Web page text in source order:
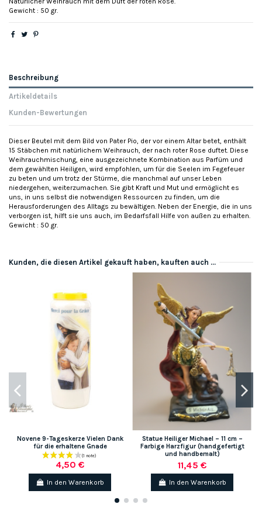
(2 Bewertungen)
Gewicht : 50 gr.
Beschreibung
Artikeldetails
Kunden-Bewertungen
Dieser Beutel mit dem Bild von Pater Pio, der vor einem Altar betet, enthält
15 Stäbchen mit natürlichem Weihrauch, der nach roter Rose duftet. Diese
Weihrauchmischung, eine ausgezeichnete Kombination aus Parfüm und
dem gewählten Heiligen, wird empfohlen, um für die Seelen im Fegefeuer
zu beten und um trotz der Stürme, die manchmal auf unser Leben
niedergehen, weiterzumachen. Sie gibt Kraft und Mut und ermöglicht es
uns, in uns selbst die notwendigen Ressourcen zu finden, um die
Herausforderungen des Alltags zu bewältigen. Neben der Energie, die in uns
verborgen ist, hilft sie uns auch, im Bedarfsfall Hilfe von außen zu erhalten.
Gewicht : 50 gr.
Kunden, die diesen Artikel gekauft haben, kauften auch ...
Novene 9-Tageskerze Vielen Dank
für die erhaltene Gnade
4,50 €
In den Warenkorb
Statue Heiliger Michael – 11 cm –
Farbige Harzfigur (handgefertigt
und handbemalt)
11,45 €
In den Warenkorb